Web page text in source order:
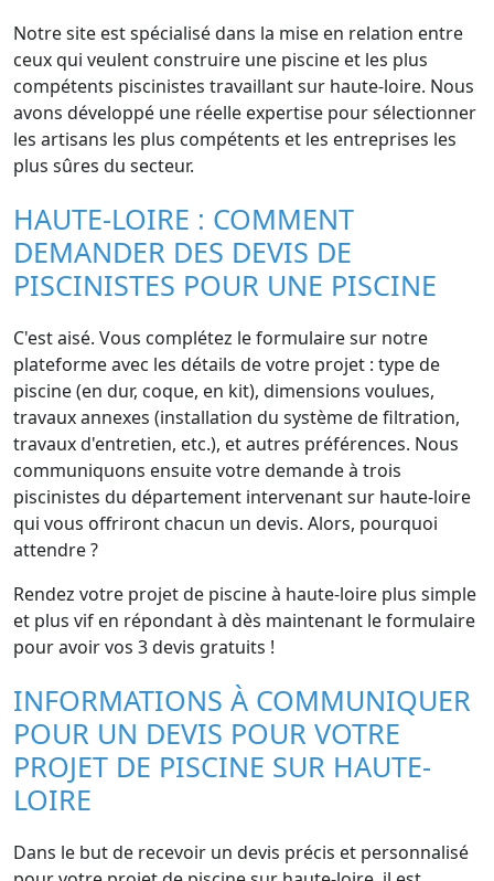
Notre site est spécialisé dans la mise en relation entre
ceux qui veulent construire une piscine et les plus
compétents piscinistes travaillant sur haute-loire. Nous
avons développé une réelle expertise pour sélectionner
les artisans les plus compétents et les entreprises les
plus sûres du secteur.
HAUTE-LOIRE : COMMENT
DEMANDER DES DEVIS DE
PISCINISTES POUR UNE PISCINE
C'est aisé. Vous complétez le formulaire sur notre
plateforme avec les détails de votre projet : type de
piscine (en dur, coque, en kit), dimensions voulues,
travaux annexes (installation du système de filtration,
travaux d'entretien, etc.), et autres préférences. Nous
communiquons ensuite votre demande à trois
piscinistes du département intervenant sur haute-loire
qui vous offriront chacun un devis. Alors, pourquoi
attendre ?
Rendez votre projet de piscine à haute-loire plus simple
et plus vif en répondant à dès maintenant le formulaire
pour avoir vos 3 devis gratuits !
INFORMATIONS À COMMUNIQUER
POUR UN DEVIS POUR VOTRE
PROJET DE PISCINE SUR HAUTE-
LOIRE
Dans le but de recevoir un devis précis et personnalisé